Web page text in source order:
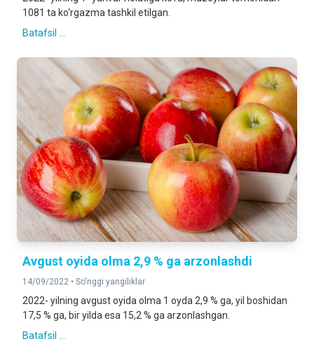
1081 ta ko‘rgazma tashkil etilgan.
Batafsil ...
Avgust oyida olma 2,9 % ga arzonlashdi
14/09/2022 • So'nggi yangiliklar
2022- yilning avgust oyida olma 1 oyda 2,9 % ga, yil boshidan
17,5 % ga, bir yilda esa 15,2 % ga arzonlashgan.
Batafsil ...